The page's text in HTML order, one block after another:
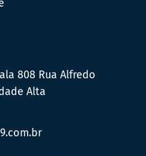
808 Rua Alfredo
Alta